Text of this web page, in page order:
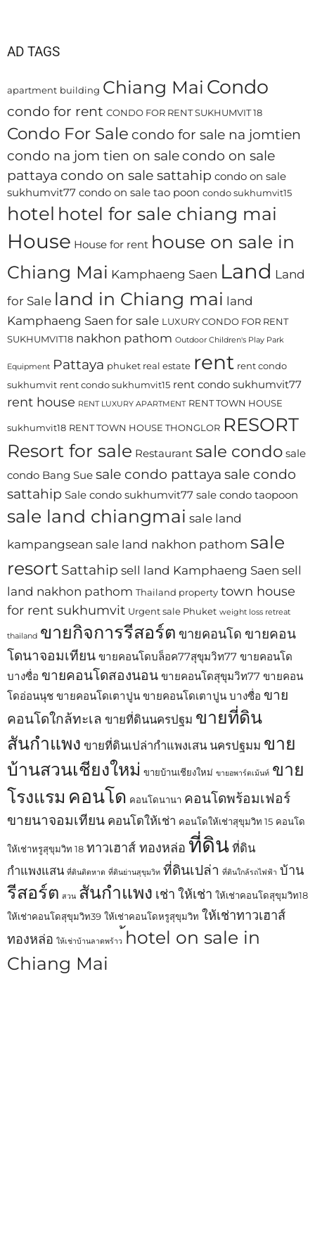
AD TAGS
apartment building Chiang Mai Condo
condo for rent CONDO FOR RENT SUKHUMVIT 18
Condo For Sale condo for sale na jomtien
condo na jom tien on sale condo on sale
pattaya condo on sale sattahip condo on sale
sukhumvit77 condo on sale tao poon condo sukhumvit15
hotel hotel for sale chiang mai
House House for rent house on sale in
Chiang Mai Kamphaeng Saen Land Land
for Sale land in Chiang mai land
Kamphaeng Saen for sale LUXURY CONDO FOR RENT
SUKHUMVIT18 nakhon pathom Outdoor Children's Play Park
Equipment Pattaya phuket real estate rent rent condo
sukhumvit rent condo sukhumvit15 rent condo sukhumvit77
rent house RENT LUXURY APARTMENT RENT TOWN HOUSE
sukhumvit18 RENT TOWN HOUSE THONGLOR RESORT
Resort for sale Restaurant sale condo sale
condo Bang Sue sale condo pattaya sale condo
sattahip Sale condo sukhumvit77 sale condo taopoon
sale land chiangmai sale land
kampangsean sale land nakhon pathom sale
resort Sattahip sell land Kamphaeng Saen sell
land nakhon pathom Thailand property town house
for rent sukhumvit Urgent sale Phuket weight loss retreat
thailand ขายกิจการรีสอร์ต ขายคอนโด ขายคอน
โดนาจอมเทียน ขายคอนโดบล็อค77สุขุมวิท77 ขายคอนโด
บางซื่อ ขายคอนโดสองนอน ขายคอนโดสุขุมวิท77 ขายคอน
โดอ่อนนุช ขายคอนโดเตาปูน ขายคอนโดเตาปูน บางซื่อ ขาย
คอนโดใกล้ทะเล ขายที่ดินนครปฐม ขายที่ดิน
สันกำแพง ขายที่ดินเปล่ากำแพงเสน นครปฐมม ขาย
บ้านสวนเชียงใหม่ ขายบ้านเชียงใหม่ ขายอพาร์ตเม้นท์ ขาย
โรงแรม คอนโด คอนโดนานา คอนโดพร้อมเฟอร์
ขายนาจอมเทียน คอนโดให้เช่า คอนโดให้เช่าสุขุมวิท 15 คอนโด
ให้เช่าหรูสุขุมวิท 18 ทาวเฮาส์ ทองหล่อ ที่ดิน ที่ดิน
กำแพงแสน ที่ดินติดหาด ที่ดินย่านสุขุมวิท ที่ดินเปล่า ที่ดินใกล้รถไฟฟ้า บ้าน
รีสอร์ต สวน สันกำแพง เช่า ให้เช่า ให้เช่าคอนโดสุขุมวิท18
ให้เช่าคอนโดสุขุมวิท39 ให้เช่าคอนโดหรูสุขุมวิท ให้เช่าทาวเฮาส์
ทองหล่อ ให้เช่าบ้านลาดพร้าว ้hotel on sale in
Chiang Mai